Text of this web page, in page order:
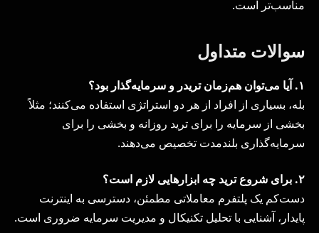
مناسب‌تر است.
سوالات متداول
۱.آیا می‌توان هم‌زمان تریدر و سرمایه‌گذار بود؟
بله، بسیاری از افراد از هر دو استراتژی استفاده می‌کنند؛ مثلاً
بخشی از سرمایه را برای ترید روزانه و بخشی را برای
سرمایه‌گذاری بلندمدت تخصیص می‌دهند.
۲. برای شروع ترید چه ابزارهایی لازم است؟
دست‌کم یک پلتفرم معاملاتی مطمئن، دسترسی به اینترنت
پایدار، آشنایی با تحلیل تکنیکال و مدیریت سرمایه ضروری است.